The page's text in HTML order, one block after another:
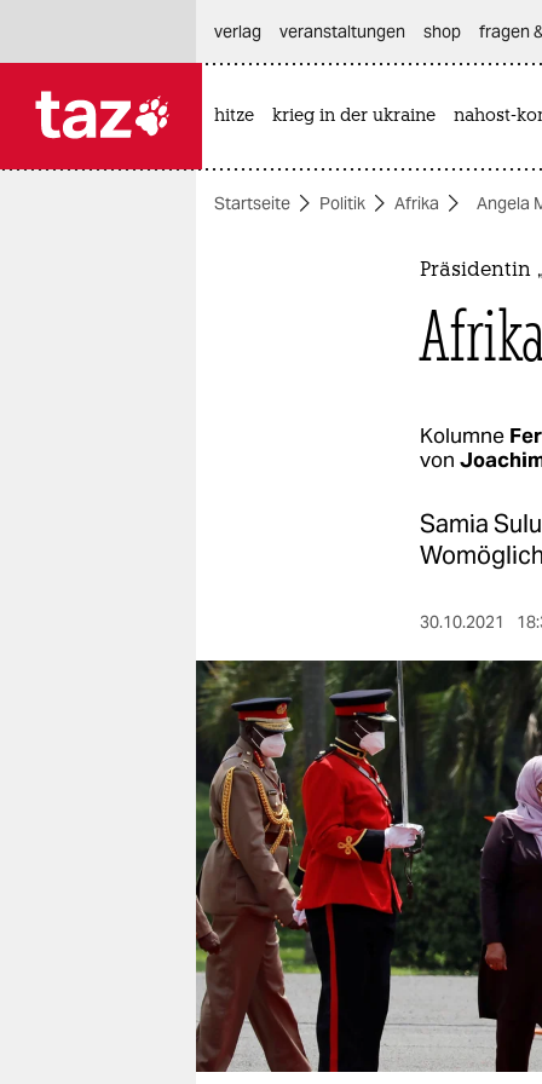
themen
wahrheit
verlag
verlag
veranstaltungen
shop
fragen & hilfe
unterstützen
abo
genossenschaft
verlag
veranstaltungen shop fragen
hitze krieg in der ukraine nahost-
Startseite Politik Afrika Angela
Präsidentin
Kolumne
von
Samia
30.10.2021